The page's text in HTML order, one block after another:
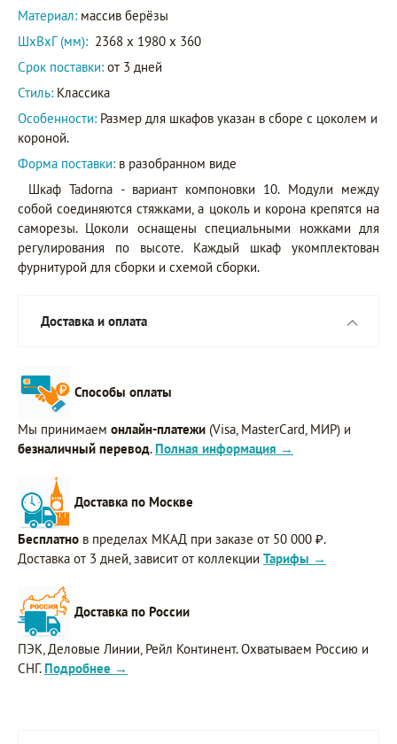
Материал: массив берёзы
ШxВxГ (мм): 2368 x 1980 x 360
Срок поставки: от 3 дней
Стиль: Классика
Особенности: Размер для шкафов указан в сборе с цоколем и
короной.
Форма поставки: в разобранном виде
Шкаф Tadorna - вариант компоновки 10. Модули между
собой соединяются стяжками, а цоколь и корона крепятся на
саморезы. Цоколи оснащены специальными ножками для
регулирования по высоте. Каждый шкаф укомплектован
фурнитурой для сборки и схемой сборки.
Доставка и оплата
Способы оплаты
Мы принимаем онлайн-платежи (Visa, MasterCard, МИР) и
безналичный перевод. Полная информация →
Доставка по Москве
Бесплатно в пределах МКАД при заказе от 50 000 ₽.
Доставка от 3 дней, зависит от коллекции Тарифы →
Доставка по России
ПЭК, Деловые Линии, Рейл Континент. Охватываем Россию и
СНГ. Подробнее →